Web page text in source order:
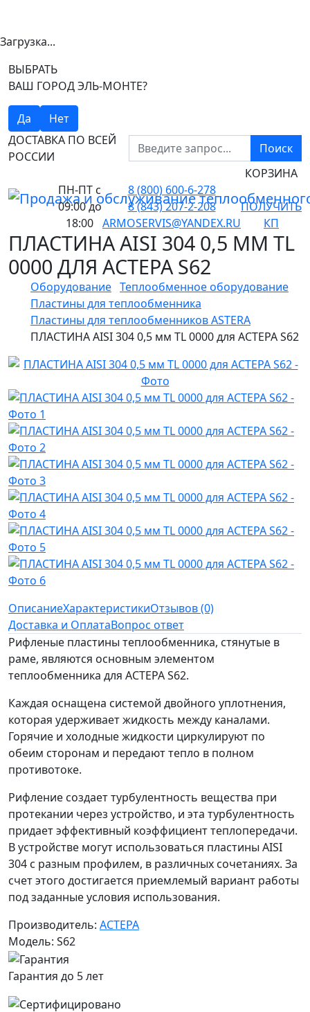
Загрузка...
ВЫБРАТЬ
ВАШ ГОРОД ЭЛЬ-МОНТЕ?
Да
Нет
ДОСТАВКА ПО ВСЕЙ
РОССИИ
Поиск
ПН-ПТ с
09:00 до
18:00
8 (800) 600-6-278
8 (843) 207-2-208
ARMOSERVIS@YANDEX.RU
КОРЗИНА
ПОЛУЧИТЬ
КП
ПЛАСТИНА AISI 304 0,5 ММ TL
0000 ДЛЯ АСТЕРА S62
Оборудование Теплообменное оборудование
Пластины для теплообменника
Пластины для теплообменников ASTERA
ПЛАСТИНА AISI 304 0,5 мм TL 0000 для АСТЕРА S62
ОписаниеХарактеристикиОтзывов (0)
Доставка и ОплатаВопрос ответ
Рифленые пластины теплообменника, стянутые в
раме, являются основным элементом
теплообменника для АСТЕРА S62.
Каждая оснащена системой двойного уплотнения,
которая удерживает жидкость между каналами.
Горячие и холодные жидкости циркулируют по
обеим сторонам и передают тепло в полном
противотоке.
Рифление создает турбулентность вещества при
протекании через устройство, и эта турбулентность
придает эффективный коэффициент теплопередачи.
В устройстве могут использоваться пластины AISI
304 с разным профилем, в различных сочетаниях. За
счет этого достигается приемлемый вариант работы
под заданные условия использования.
Производитель: АСТЕРА
Модель: S62
Гарантия до 5 лет